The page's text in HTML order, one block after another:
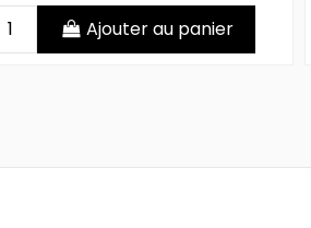
Ajouter au panier